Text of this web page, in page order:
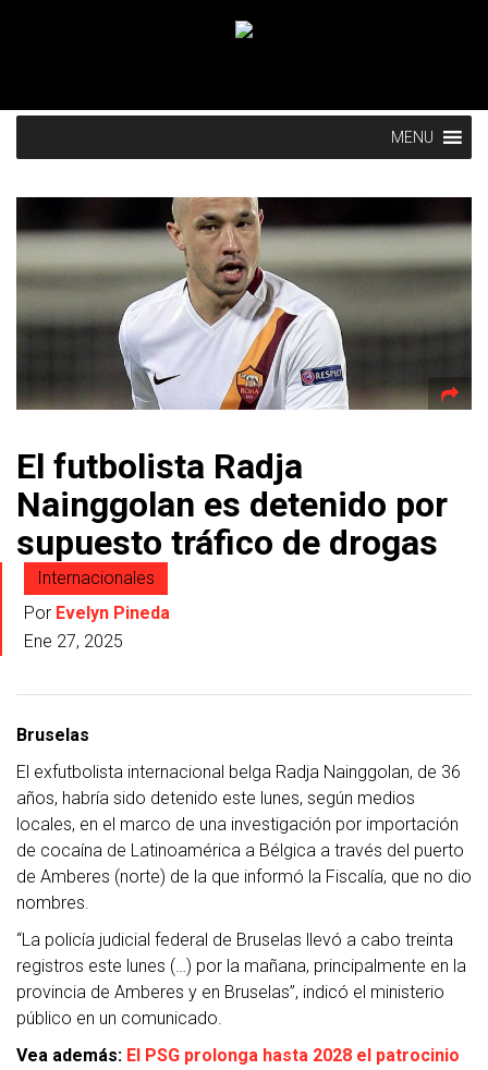
MENU
El futbolista Radja
Nainggolan es detenido por
supuesto tráfico de drogas
Internacionales
Por Evelyn Pineda
Ene 27, 2025
Bruselas
El exfutbolista internacional belga Radja Nainggolan, de 36
años, habría sido detenido este lunes, según medios
locales, en el marco de una investigación por importación
de cocaína de Latinoamérica a Bélgica a través del puerto
de Amberes (norte) de la que informó la Fiscalía, que no dio
nombres.
“La policía judicial federal de Bruselas llevó a cabo treinta
registros este lunes (…) por la mañana, principalmente en la
provincia de Amberes y en Bruselas”, indicó el ministerio
público en un comunicado.
Vea además: El PSG prolonga hasta 2028 el patrocinio